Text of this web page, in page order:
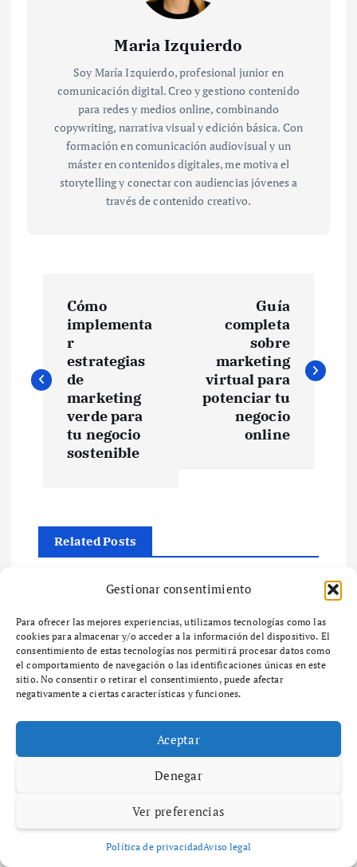
Gestionar consentimiento
Para ofrecer las mejores experiencias, utilizamos tecnologías como las
cookies para almacenar y/o acceder a la información del dispositivo. El
consentimiento de estas tecnologías nos permitirá procesar datos como
el comportamiento de navegación o las identificaciones únicas en este
sitio. No consentir o retirar el consentimiento, puede afectar
negativamente a ciertas características y funciones.
Aceptar
Denegar
Ver preferencias
Política de privacidadAviso legal
Maria Izquierdo
Soy María Izquierdo, profesional junior en
comunicación digital. Creo y gestiono contenido
para redes y medios online, combinando
copywriting, narrativa visual y edición básica. Con
formación en comunicación audiovisual y un
máster en contenidos digitales, me motiva el
storytelling y conectar con audiencias jóvenes a
través de contenido creativo.
v
c
n
d
e
e
t
Cómo
implementa
r
estrategias
de
marketing
verde para
tu negocio
sostenible
Guía
completa
sobre
marketing
virtual para
potenciar tu
negocio
online
Related Posts
Maria Izquierdo
Diccionario
diciembre 6, 2025
52 views
¿Qué es el zoning y cómo afecta el
desarrollo urbano en tu
comunidad?
qué es importante en el desarrollo urbano? El